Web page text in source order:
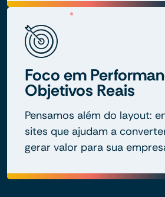
Foco em
Objetivos Reais
Pensamos além do layout:
sites que ajudam a
gerar valor para sua